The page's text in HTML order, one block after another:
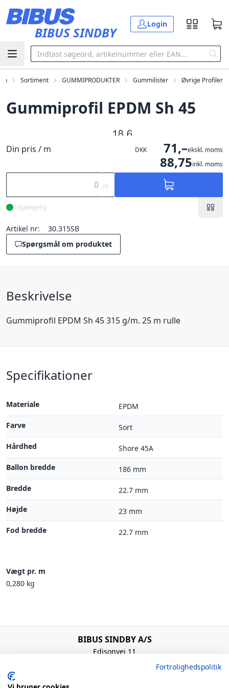
BIBUS SINDBY
Login
Sortiment GUMMIPRODUKTER Gummilister Øvrige Profiler
Gummiprofil EPDM Sh 45
Din pris / m DKK 71,–ekskl. moms
88,75inkl. moms
m
Tilgængelig
Artikel nr:
30.315SB
Spørgsmål om produktet
Beskrivelse
Gummiprofil EPDM Sh 45 315 g/m. 25 m rulle
Specifikationer
Materiale
EPDM
Farve
Sort
Hårdhed
Shore 45A
Ballon bredde
186 mm
Bredde
22.7 mm
Højde
23 mm
Fod bredde
22.7 mm
Vægt pr. m
0,280 kg
BIBUS SINDBY A/S
Edisonvej 11
Fortrolighedspolitik